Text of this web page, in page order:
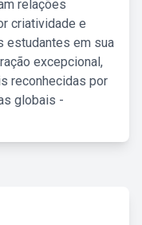
relações
criatividade e
estudantes em sua
excepcional,
reconhecidas por
globais -